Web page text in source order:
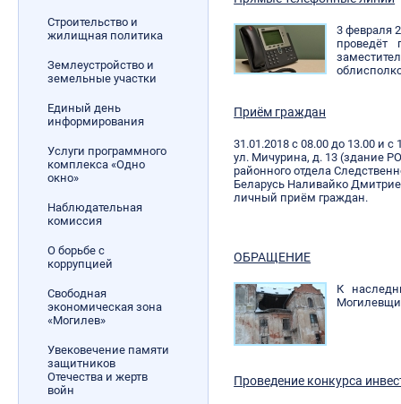
Строительство и
жилищная политика
Землеустройство и
земельные участки
Единый день
информирования
Услуги программного
комплекса «Одно
окно»
Наблюдательная
комиссия
О борьбе с
коррупцией
Свободная
экономическая зона
«Могилев»
Увековечение памяти
защитников
Отечества и жертв
войн
3 февраля
Приём граждан
31.01.2018 с 08.00 до 13.00 и
ул. Мичурина, д. 13 (здание
районного отдела
Беларусь Наливайко
личный приём граждан.
ОБРАЩЕНИЕ
К
Проведение конкурса